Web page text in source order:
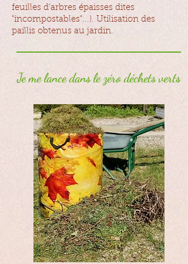
feuilles d'arbres épaisses dites
"incompostables"...). Utilisation des
paillis obtenus au jardin.
Je me lance dans le zéro déchets verts